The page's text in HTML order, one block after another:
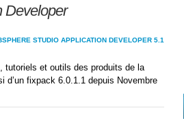
STUDIO APPLICATION DEVELOPER 5.1
Developer
tutoriels et outils des produits de la
d’un fixpack 6.0.1.1 depuis Novembre